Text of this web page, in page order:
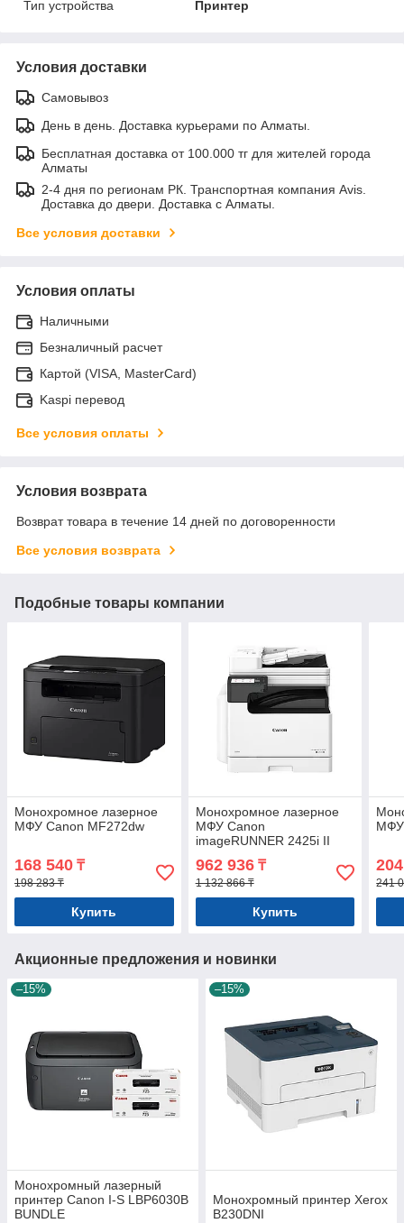
Тип устройства Принтер
Условия доставки
Самовывоз
День в день. Доставка курьерами по Алматы.
Бесплатная доставка от 100.000 тг для жителей города
Алматы
2-4 дня по регионам РК. Транспортная компания Avis.
Доставка до двери. Доставка с Алматы.
Все условия доставки
Условия оплаты
Наличными
Безналичный расчет
Картой (VISA, MasterCard)
Kaspi перевод
Все условия оплаты
Условия возврата
Возврат товара в течение 14 дней по договоренности
Все условия возврата
Подобные товары компании
Монохромное лазерное
МФУ Canon MF272dw
168 540 ₸
198 283 ₸
Купить
Монохромное лазерное
МФУ Canon
imageRUNNER 2425i II
962 936₸
1 132 866 ₸
Купить
МФУ
241
Акционные предложения и новинки
–15%
Монохромный лазерный
принтер Canon I-S LBP6030B
BUNDLE
–15%
Монохромный принтер Xerox
B230DNI